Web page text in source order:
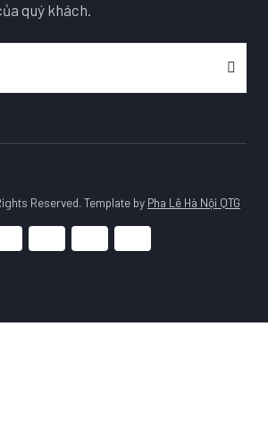
quý khách.
Reserved. Template by Pha Lê Hà Nội QTG